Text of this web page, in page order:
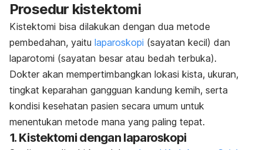
Prosedur kistektomi
Kistektomi bisa dilakukan dengan dua metode
pembedahan, yaitu laparoskopi (sayatan kecil) dan
laparotomi (sayatan besar atau bedah terbuka).
Dokter akan mempertimbangkan lokasi kista, ukuran,
tingkat keparahan gangguan kandung kemih, serta
kondisi kesehatan pasien secara umum untuk
menentukan metode mana yang paling tepat.
1. Kistektomi dengan laparoskopi